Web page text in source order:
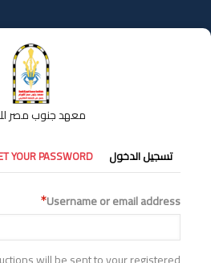
إلى
المحتوى
معهد جنوب مصر
التبويبات
الأساسية
تسجيل الدخول YOUR PASSWORD
Username or email address